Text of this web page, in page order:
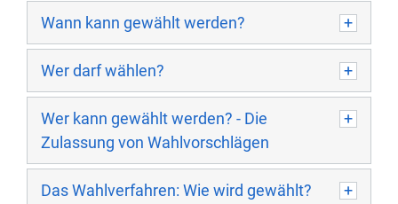
Wann kann gewählt werden?
Wer darf wählen?
Wer kann gewählt werden? - Die
Zulassung von Wahlvorschlägen
Das Wahlverfahren: Wie wird gewählt?